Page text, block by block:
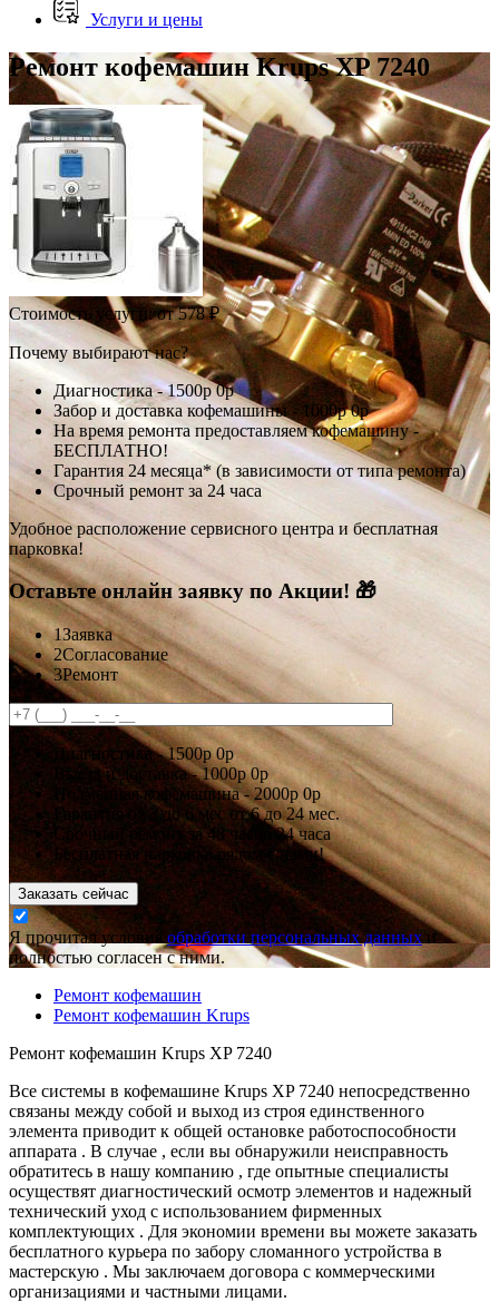
Услуги и цены
Ремонт кофемашин Krups XP 7240
Стоимость услуги:от 578 ₽
Почему выбирают нас?
Диагностика -1500р0р
Забор и доставка кофемашины - 1000р0р
На время ремонта предоставляем кофемашину -
БЕСПЛАТНО!
Гарантия 24 месяца* (в зависимости от типа ремонта)
Срочный ремонт за 24 часа
Удобное расположение сервисного центра и бесплатная
парковка!
Оставьте онлайн заявку по Акции! 🎁
1Заявка
2Согласование
3Ремонт
Диагностика -1500р0р
Выезд и доставка -1000р0р
Подменная кофемашина -2000р 0р
Гарантия от 3 до 6 мес от 6 до 24 мес.
Срочный ремонт за48 часов 24 часа
Бесплатная парковка рядом с нами!
Заказать сейчас
Я прочитал условия обработки персональных данных и
полностью согласен с ними.
Ремонт кофемашин
Ремонт кофемашин Krups
Ремонт кофемашин Krups XP 7240
Все системы в кофемашине Krups XP 7240 непосредственно
связаны между собой и выход из строя единственного
элемента приводит к общей остановке работоспособности
аппарата . В случае , если вы обнаружили неисправность
обратитесь в нашу компанию , где опытные специалисты
осуществят диагностический осмотр элементов и надежный
технический уход с использованием фирменных
комплектующих . Для экономии времени вы можете заказать
бесплатного курьера по забору сломанного устройства в
мастерскую . Мы заключаем договора с коммерческими
организациями и частными лицами.